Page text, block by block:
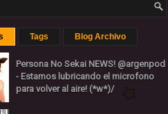
Tags Blog Archivo
Persona No Sekai NEWS! @argenpod
- Estamos lubricando el microfono
para volver al aire! (*w*)/